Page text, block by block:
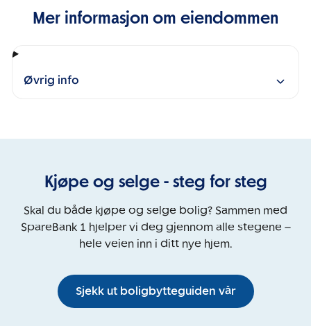
Mer informasjon om eiendommen
Øvrig info
Kjøpe og selge - steg for steg
Skal du både kjøpe og selge bolig? Sammen med
SpareBank 1 hjelper vi deg gjennom alle stegene –
hele veien inn i ditt nye hjem.
Sjekk ut boligbytteguiden vår